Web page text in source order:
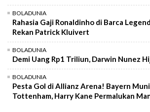
BOLADUNIA
Rahasia Gaji Ronaldinho di Barca
Rekan Patrick Kluivert
BOLADUNIA
Demi Uang Rp1 Triliun, Darwin Nunez
BOLADUNIA
Pesta Gol di Allianz Arena! Bayern
Tottenham, Harry Kane Permalukan